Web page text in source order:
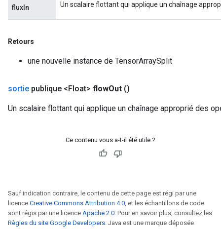
fluxIn Un scalaire flottant qui applique un chaînage
Retours
une nouvelle instance de TensorArraySplit
sortie publique <Float> flowOut ()
Un scalaire flottant qui applique un chaînage approprié des
Ce contenu vous a-t-il été utile ?
Sauf indication contraire, le contenu de cette page est régi par une
licence Creative Commons Attribution 4.0, et les échantillons de code
sont régis par une licence Apache 2.0. Pour en savoir plus, consultez les
Règles du site Google Developers. Java est une marque déposée